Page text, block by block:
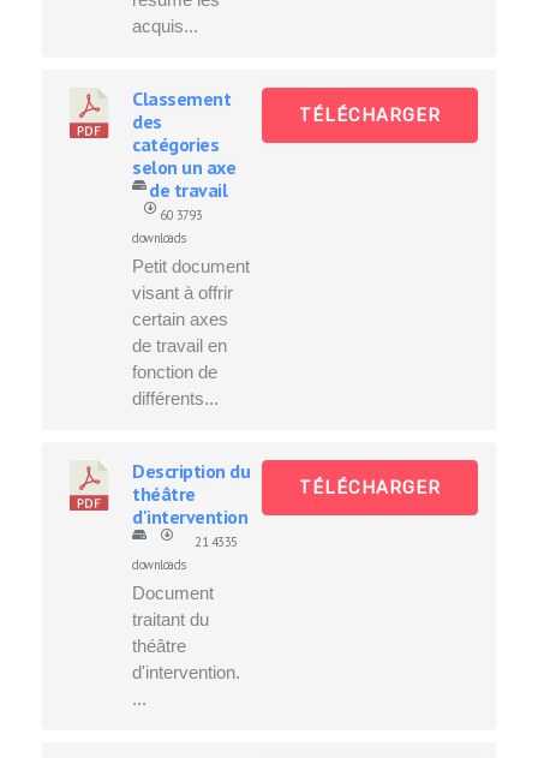
acquis...
Classement
des
catégories
selon un axe
de travail
60 3793
downloads
Petit document
visant à offrir
certain axes
de travail en
fonction de
différents...
TÉLÉCHARGER
Description du
théâtre
d'intervention
214335
downloads
Document
traitant du
théâtre
d'intervention.
...
TÉLÉCHARGER